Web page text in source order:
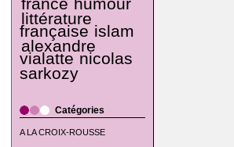
france humour
littérature
française islam
alexandre
vialatte nicolas
sarkozy
Catégories
A LA CROIX-ROUSSE